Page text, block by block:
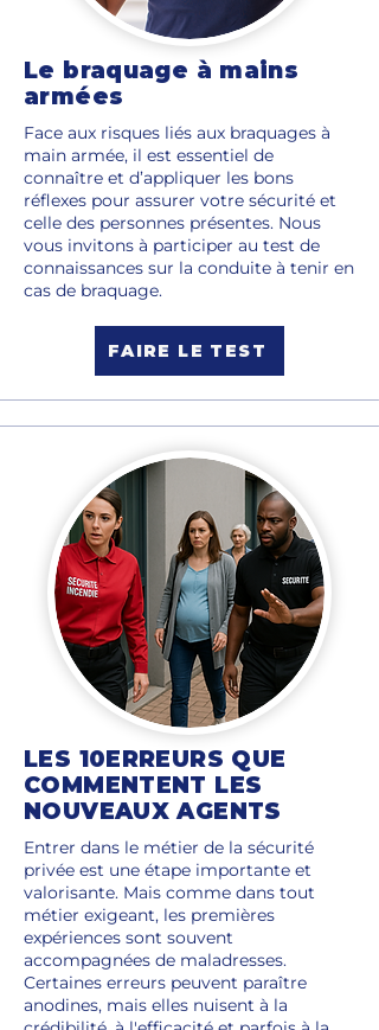
Le braquage à mains
armées
Face aux risques liés aux braquages à
main armée, il est essentiel de
connaître et d’appliquer les bons
réflexes pour assurer votre sécurité et
celle des personnes présentes. Nous
vous invitons à participer au test de
connaissances sur la conduite à tenir en
cas de braquage.
FAIRE LE TEST
LES 10ERREURS QUE
COMMENTENT LES
NOUVEAUX AGENTS
Entrer dans le métier de la sécurité
privée est une étape importante et
valorisante. Mais comme dans tout
métier exigeant, les premières
expériences sont souvent
accompagnées de maladresses.
Certaines erreurs peuvent paraître
anodines, mais elles nuisent à la